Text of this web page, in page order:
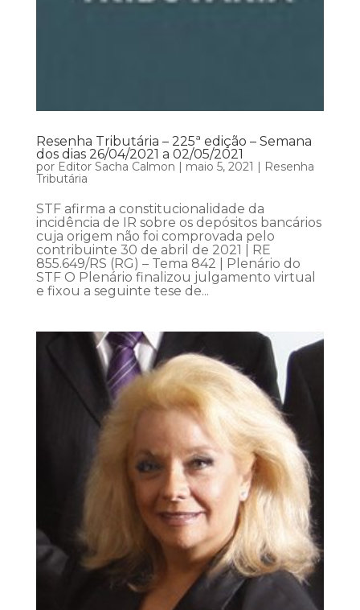
Resenha Tributária – 225ª edição – Semana
dos dias 26/04/2021 a 02/05/2021
por Editor Sacha Calmon maio 5, 2021
Resenha
Tributária
STF afirma a constitucionalidade da
incidência de IR sobre os depósitos bancários
cuja origem não foi comprovada pelo
contribuinte 30 de abril de 2021 | RE
855.649/RS (RG) – Tema 842 | Plenário do
STF O Plenário finalizou julgamento virtual
e fixou a seguinte tese de...